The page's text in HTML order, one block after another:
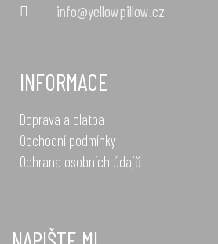
info@yellowpillow.cz
INFORMACE
Doprava a platba
Obchodní podmínky
Ochrana osobních údajů